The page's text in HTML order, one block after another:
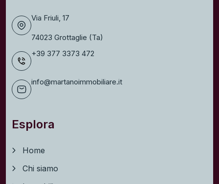
Via Friuli, 17
74023 Grottaglie (Ta)
+39 377 3373 472
info@martanoimmobiliare.it
Esplora
Home
Chi siamo